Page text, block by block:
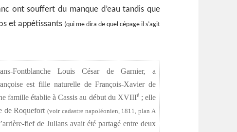
ont souffert du manque d’eau tandis que
et appétissants (qui me dira de quel cépage il s’agit
Fontblanche Louis César de Garnier, a
est fille naturelle de François-Xavier de
famille établie à Cassis au début du XVIIIè; elle
de Roquefort(voir cadastre napoléonien, 1811, plan A
fief de Jullans avait été partagé entre deux